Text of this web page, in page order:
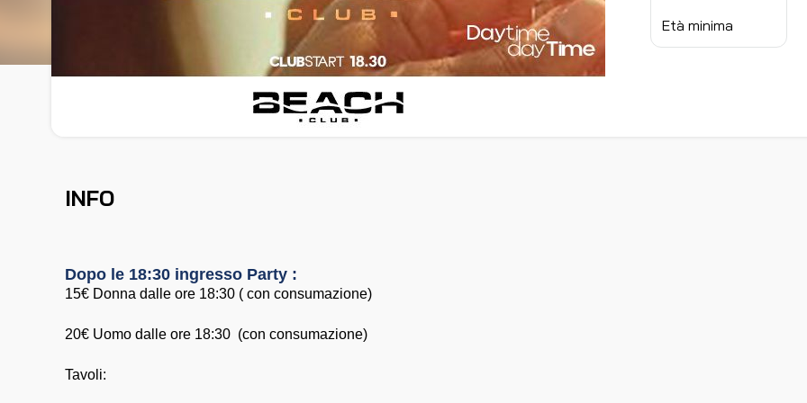
Età minima
INFO
Dopo le 18:30 ingresso Party :
15€ Donna dalle ore 18:30 ( con consumazione)
20€ Uomo dalle ore 18:30 (con consumazione)
Tavoli: